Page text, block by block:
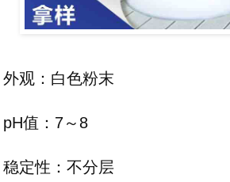
外观：白色粉末
pH值：7～8
稳定性：不分层